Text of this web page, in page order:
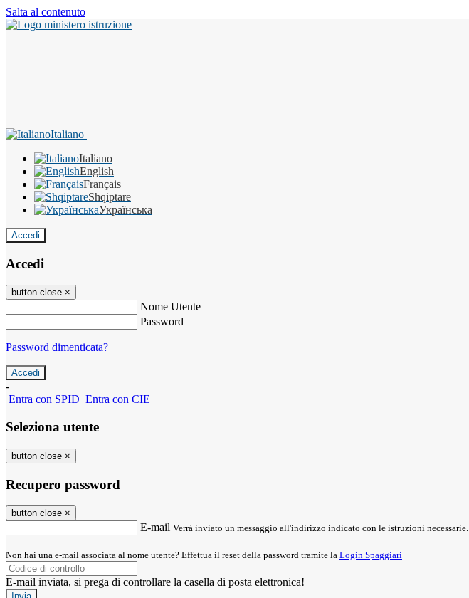
Salta al contenuto
Italiano
Italiano
English
Français
Shqiptare
Українська
Accedi
Accedi
button close ×
Nome Utente
Password
Password dimenticata?
-
Entra con SPID Entra con CIE
Seleziona utente
button close ×
Recupero password
button close ×
E-mail Verrà inviato un messaggio all'indirizzo indicato con le istruzioni necessarie.
Non hai una e-mail associata al nome utente? Effettua il reset della password tramite la Login Spaggiari
E-mail inviata, si prega di controllare la casella di posta elettronica!